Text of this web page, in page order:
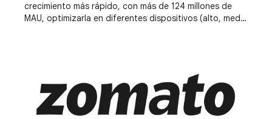
crecimiento más rápido, con más de 124 millones de
MAU, optimizarla en diferentes dispositivos (alto, medio